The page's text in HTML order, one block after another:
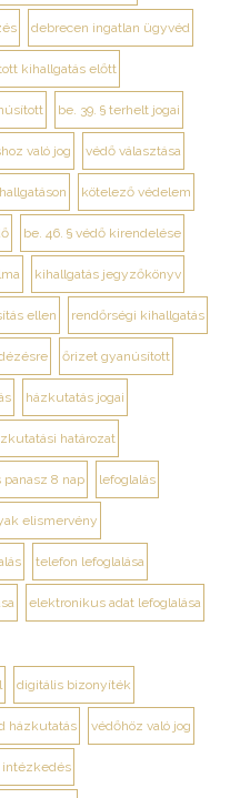
debrecen ingatlan ügyvéd
kihallgatás előtt
be. 39. § terhelt jogai
való jog védő választása
kötelező védelem
be. 46. § védő kirendelése
kihallgatás jegyzőkönyv
ellen rendőrségi kihallgatás
őrizet gyanúsított
házkutatás jogai
határozat
8 nap lefoglalás
elismervény
telefon lefoglalása
elektronikus adat lefoglalása
digitális bizonyíték
házkutatás védőhöz való jog
intézkedés